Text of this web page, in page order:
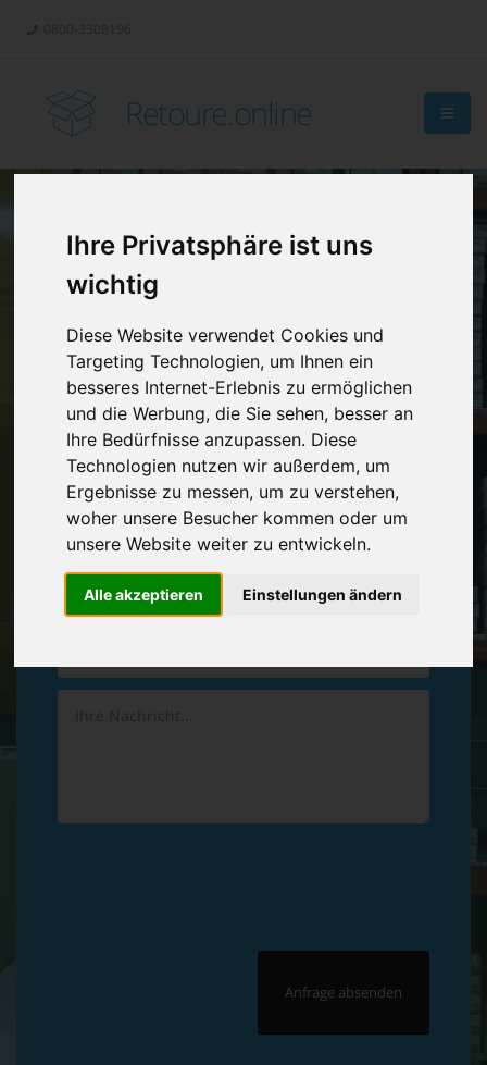
Ihre Privatsphäre ist uns
wichtig
Diese Website verwendet Cookies und
Targeting Technologien, um Ihnen ein
besseres Internet-Erlebnis zu ermöglichen
und die Werbung, die Sie sehen, besser an
Ihre Bedürfnisse anzupassen. Diese
Technologien nutzen wir außerdem, um
Ergebnisse zu messen, um zu verstehen,
woher unsere Besucher kommen oder um
unsere Website weiter zu entwickeln.
Alle akzeptieren Einstellungen ändern
Retoure.online
Retouren-
Management?
Vereinbaren Sie einenRückruf
Hinterlassen Sie uns gern eine persönliche Nachricht.